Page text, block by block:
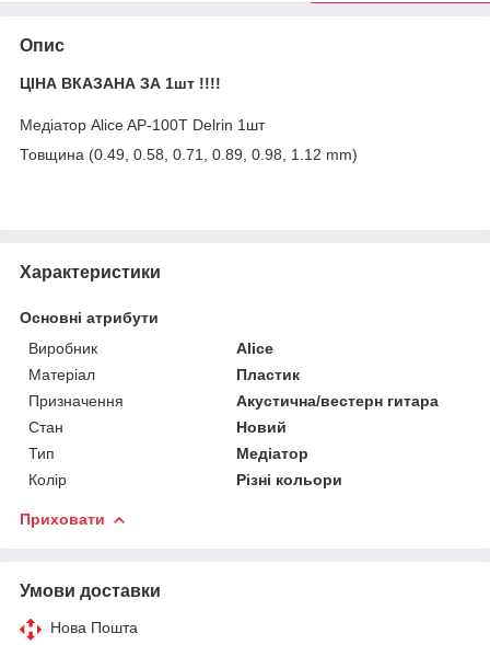
Опис
ЦІНА ВКАЗАНА ЗА 1шт !!!!
Медіатор Alice AP-100T Delrin 1шт
Товщина (0.49, 0.58, 0.71, 0.89, 0.98, 1.12 mm)
Характеристики
Основні атрибути
Виробник
Alice
Матеріал
Пластик
Призначення
Акустична/вестерн гитара
Стан
Новий
Тип
Медіатор
Колір
Різні кольори
Приховати
Умови доставки
Нова Пошта